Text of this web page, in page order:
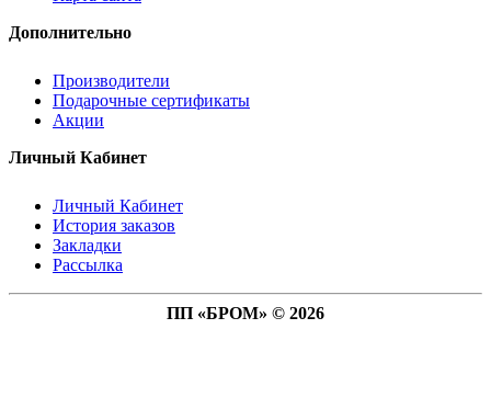
Дополнительно
Производители
Подарочные сертификаты
Акции
Личный Кабинет
Личный Кабинет
История заказов
Закладки
Рассылка
ПП «БРОМ» © 2026